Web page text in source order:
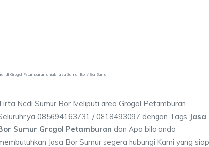
di Grogol Petamburan untuk Jasa Sumur Bor / Bor Sumur
Nadi Sumur Bor Meliputi area Grogol Petamburan
085694163731 / 0818493097 dengan Tags Jasa
Sumur Grogol Petamburan dan Apa bila anda
Jasa Bor Sumur segera hubungi Kami yang siap